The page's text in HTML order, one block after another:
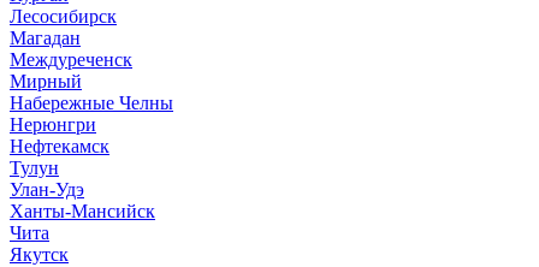
Лесосибирск
Магадан
Междуреченск
Мирный
Набережные Челны
Нерюнгри
Нефтекамск
Тулун
Улан-Удэ
Ханты-Мансийск
Чита
Якутск